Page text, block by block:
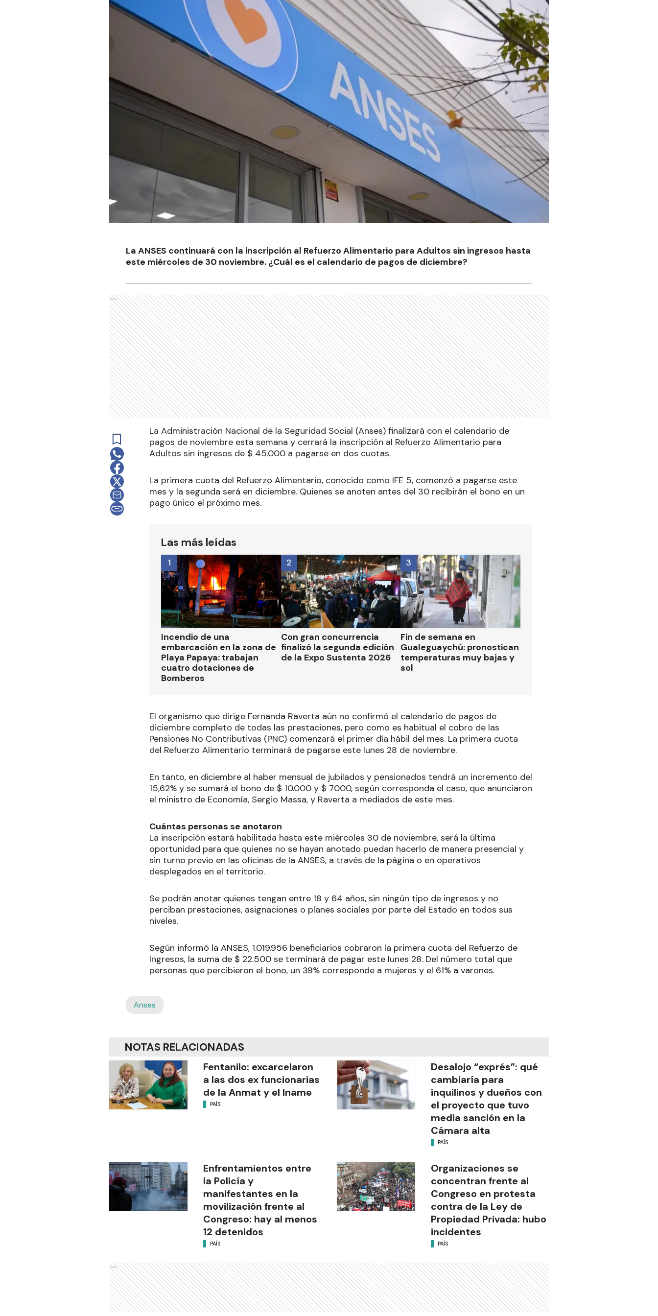
La ANSES continuará con la inscripción al Refuerzo Alimentario para Adultos sin ingresos hasta
este miércoles de 30 noviembre. ¿Cuál es el calendario de pagos de diciembre?
Ads
La Administración Nacional de la Seguridad Social (Anses) finalizará con el calendario de
pagos de noviembre esta semana y cerrará la inscripción al Refuerzo Alimentario para
Adultos sin ingresos de $ 45.000 a pagarse en dos cuotas.
La primera cuota del Refuerzo Alimentario, conocido como IFE 5, comenzó a pagarse este
mes y la segunda será en diciembre. Quienes se anoten antes del 30 recibirán el bono en un
pago único el próximo mes.
Las más leídas
Incendio de una
embarcación en la zona de
Playa Papaya: trabajan
cuatro dotaciones de
Bomberos
1
Con gran concurrencia
finalizó la segunda edición
de la Expo Sustenta 2026
2
Fin de semana en
Gualeguaychú: pronostican
temperaturas muy bajas y
sol
3
El organismo que dirige Fernanda Raverta aún no confirmó el calendario de pagos de
diciembre completo de todas las prestaciones, pero como es habitual el cobro de las
Pensiones No Contributivas (PNC) comenzará el primer día hábil del mes. La primera cuota
del Refuerzo Alimentario terminará de pagarse este lunes 28 de noviembre.
En tanto, en diciembre al haber mensual de jubilados y pensionados tendrá un incremento del
15,62% y se sumará el bono de $ 10.000 y $ 7000, según corresponda el caso, que anunciaron
el ministro de Economía, Sergio Massa, y Raverta a mediados de este mes.
Cuántas personas se anotaron
La inscripción estará habilitada hasta este miércoles 30 de noviembre, será la última
oportunidad para que quienes no se hayan anotado puedan hacerlo de manera presencial y
sin turno previo en las oficinas de la ANSES, a través de la página o en operativos
desplegados en el territorio.
Se podrán anotar quienes tengan entre 18 y 64 años, sin ningún tipo de ingresos y no
perciban prestaciones, asignaciones o planes sociales por parte del Estado en todos sus
niveles.
Según informó la ANSES, 1.019.956 beneficiarios cobraron la primera cuota del Refuerzo de
Ingresos, la suma de $ 22.500 se terminará de pagar este lunes 28. Del número total que
personas que percibieron el bono, un 39% corresponde a mujeres y el 61% a varones.
Anses
NOTAS RELACIONADAS
Fentanilo: excarcelaron
a las dos ex funcionarias
de la Anmat y el Iname
PAÍS
Desalojo “exprés”: qué
cambiaría para
inquilinos y dueños con
el proyecto que tuvo
media sanción en la
Cámara alta
PAÍS
Enfrentamientos entre
la Policía y
manifestantes en la
movilización frente al
Congreso: hay al menos
12 detenidos
PAÍS
Organizaciones se
concentran frente al
Congreso en protesta
contra de la Ley de
Propiedad Privada: hubo
incidentes
PAÍS
Ads